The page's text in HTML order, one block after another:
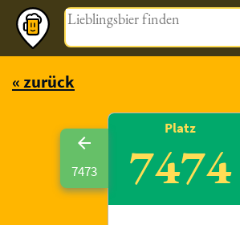
Magazin
« zurück
7473
Platz
7474